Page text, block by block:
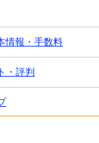
情報・手数料
・評判